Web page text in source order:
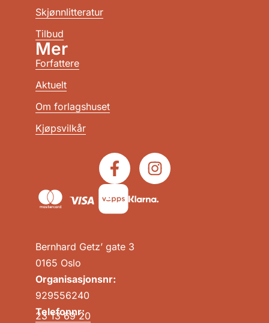
Bernhard Getz’ gate 3
0165 Oslo
Organisasjonsnr:
929556240
Telefonnr:
23 13 69 20
Skjønnlitteratur
Tilbud
Mer
Forfattere
Aktuelt
Om forlagshuset
Kjøpsvilkår